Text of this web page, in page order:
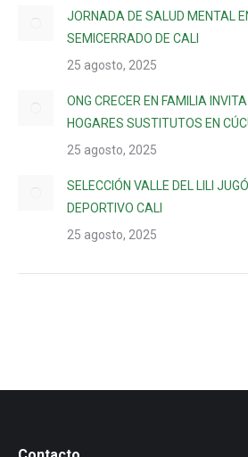
JORNADA DE SALUD MENTAL
SEMICERRADO DE CALI
25 agosto, 2025
ONG CRECER EN FAMILIA
HOGARES SUSTITUTOS EN
25 agosto, 2025
SELECCIÓN VALLE DEL LILI
DEPORTIVO CALI
25 agosto, 2025